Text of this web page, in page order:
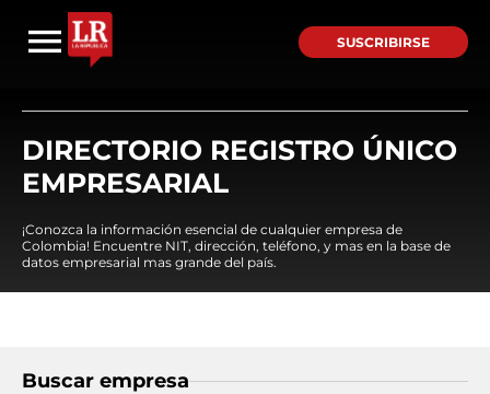
SUSCRIBIRSE
DIRECTORIO REGISTRO ÚNICO
EMPRESARIAL
¡Conozca la información esencial de cualquier empresa de
Colombia! Encuentre NIT, dirección, teléfono, y mas en la base de
datos empresarial mas grande del país.
Buscar empresa